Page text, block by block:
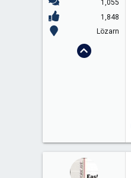
1,055
1,848
Lözarn